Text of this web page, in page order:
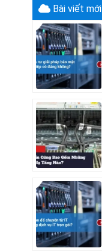
Bài viết mới